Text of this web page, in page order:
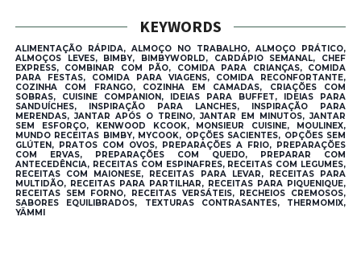
KEYWORDS
ALIMENTAÇÃO RÁPIDA, ALMOÇO NO TRABALHO, ALMOÇO PRÁTICO,
ALMOÇOS LEVES, BIMBY, BIMBYWORLD, CARDÁPIO SEMANAL, CHEF
EXPRESS, COMBINAR COM PÃO, COMIDA PARA CRIANÇAS, COMIDA
PARA FESTAS, COMIDA PARA VIAGENS, COMIDA RECONFORTANTE,
COZINHA COM FRANGO, COZINHA EM CAMADAS, CRIAÇÕES COM
SOBRAS, CUISINE COMPANION, IDEIAS PARA BUFFET, IDEIAS PARA
SANDUÍCHES, INSPIRAÇÃO PARA LANCHES, INSPIRAÇÃO PARA
MERENDAS, JANTAR APÓS O TREINO, JANTAR EM MINUTOS, JANTAR
SEM ESFORÇO, KENWOOD KCOOK, MONSIEUR CUISINE, MOULINEX,
MUNDO RECEITAS BIMBY, MYCOOK, OPÇÕES SACIENTES, OPÇÕES SEM
GLÚTEN, PRATOS COM OVOS, PREPARAÇÕES A FRIO, PREPARAÇÕES
COM ERVAS, PREPARAÇÕES COM QUEIJO, PREPARAR COM
ANTECEDÊNCIA, RECEITAS COM ESPINAFRES, RECEITAS COM LEGUMES,
RECEITAS COM MAIONESE, RECEITAS PARA LEVAR, RECEITAS PARA
MULTIDÃO, RECEITAS PARA PARTILHAR, RECEITAS PARA PIQUENIQUE,
RECEITAS SEM FORNO, RECEITAS VERSÁTEIS, RECHEIOS CREMOSOS,
SABORES EQUILIBRADOS, TEXTURAS CONTRASANTES, THERMOMIX,
YÄMMI